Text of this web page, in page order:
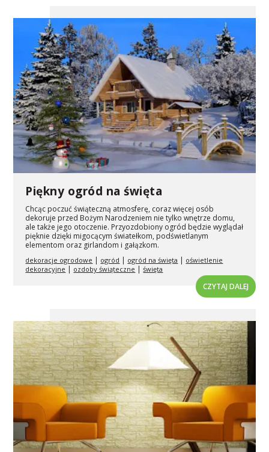
Piękny ogród na święta
Chcąc poczuć świąteczną atmosferę, coraz więcej osób
dekoruje przed Bożym Narodzeniem nie tylko wnętrze domu,
ale także jego otoczenie. Przyozdobiony ogród będzie wyglądał
pięknie dzięki migocącym światełkom, podświetlanym
elementom oraz girlandom i gałązkom.
dekoracje ogrodowe ogród ogród na święta
oświetlenie
dekoracyjne
ozdoby świąteczne |święta
CZYTAJ DALEJ